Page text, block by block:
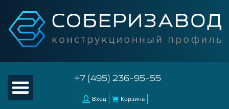
+7 (495) 236-95-55
Вход Корзина